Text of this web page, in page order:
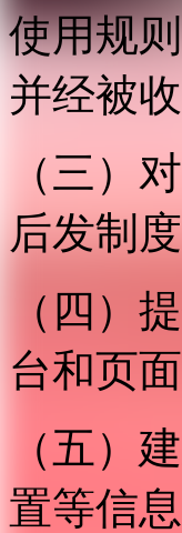
使用规
并经被
（三）
后发制度
（四）
台和页
（五）
置等信